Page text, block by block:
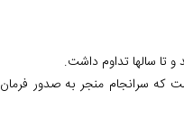
که سرانجام منجر به صدور فرمان